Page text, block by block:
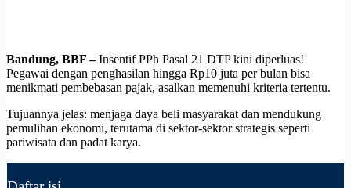
Bandung, BBF –Insentif PPh Pasal 21 DTP kini diperluas!
Pegawai dengan penghasilan hingga Rp10 juta per bulan bisa
menikmati pembebasan pajak, asalkan memenuhi kriteria tertentu.
Tujuannya jelas: menjaga daya beli masyarakat dan mendukung
pemulihan ekonomi, terutama di sektor-sektor strategis seperti
pariwisata dan padat karya.